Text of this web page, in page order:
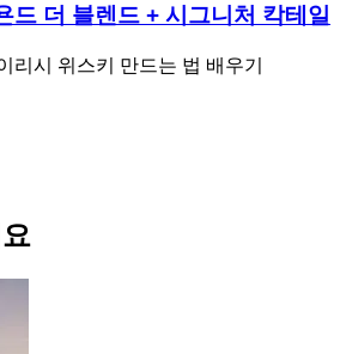
드 더 블렌드 + 시그니처 칵테일
리시 위스키 만드는 법 배우기